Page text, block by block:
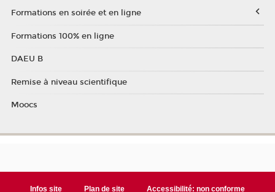
Formations en soirée et en ligne
Formations 100% en ligne
DAEU B
Remise à niveau scientifique
Moocs
Infos site Plan de site Accessibilité: non conforme